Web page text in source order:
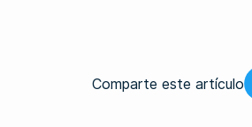
Comparte este artículo